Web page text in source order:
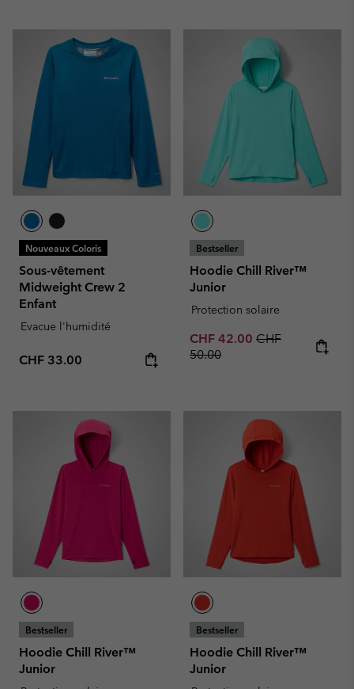
Nouveaux Coloris
Sous-vêtement
Midweight Crew 2
Enfant
Evacue l'humidité
Regular price:
CHF 33.00
Bestseller
Hoodie Chill River™
Junior
Protection solaire
Sale price:
CHF 42.00 Regular price:
CHF
50.00
Bestseller
Hoodie Chill River™
Junior
Bestseller
Hoodie Chill River™
Junior